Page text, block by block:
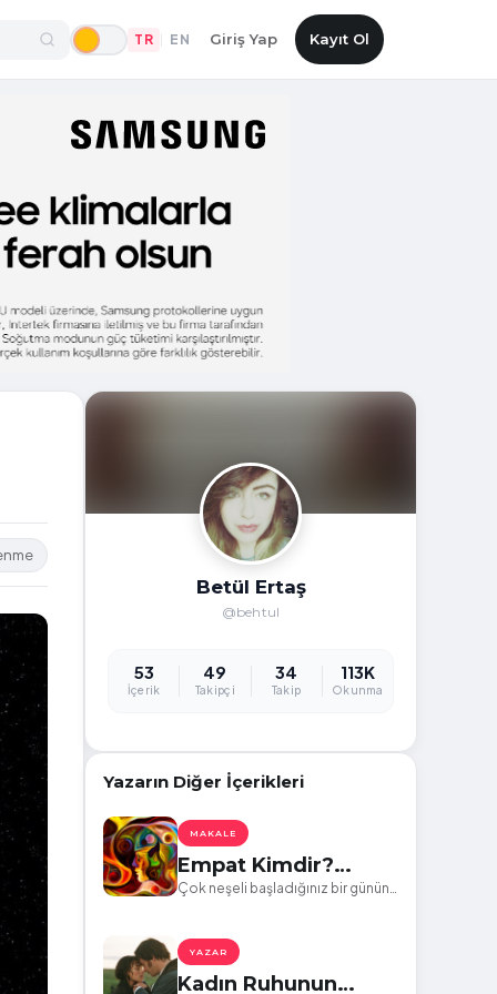
TR EN Giriş Yap Kayıt Ol
Betül Ertaş
@behtul
53
İçerik
49
Takipçi
34
Takip
113K
Okunma
Yazarın Diğer İçerikleri
MAKALE
Empat Kimdir?
Empat Olduğunuzu
Çok neşeli başladığınız bir günün
hissettiğiniz oldu mu hiç?
YAZAR
Kadın Ruhunun